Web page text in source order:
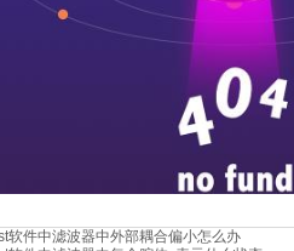
软件中滤波器中外部耦合偏小怎么办